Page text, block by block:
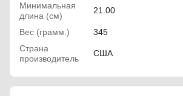
Минимальная
длина (см)
21.00
Вес (грамм.)
345
Страна
производитель
США